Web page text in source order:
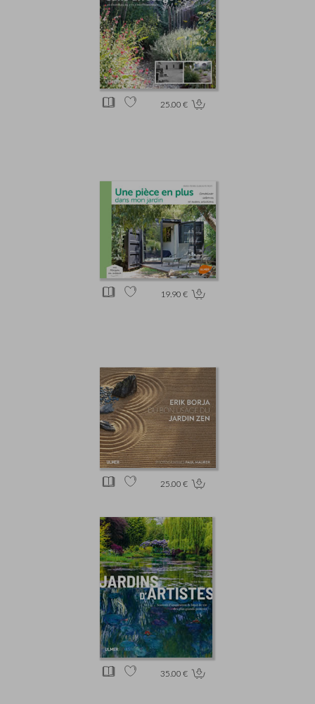
25.00 €
19.90 €
25.00 €
35.00 €